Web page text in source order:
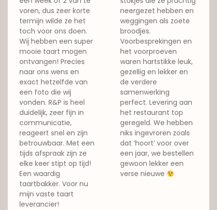
voren, dus zeer korte
termijn wilde ze het
toch voor ons doen.
Wij hebben een super
mooie taart mogen
ontvangen! Precies
naar ons wens en
exact hetzelfde van
een foto die wij
vonden. R&P is heel
duidelijk, zeer fijn in
communicatie,
reageert snel en zijn
betrouwbaar. Met een
tijds afspraak zijn ze
elke keer stipt op tijd!
Een waardig
taartbakker. Voor nu
mijn vaste taart
leverancier!
neergezet hebben en
weggingen als zoete
broodjes.
Voorbesprekingen en
het voorproeven
waren hartstikke leuk,
gezellig en lekker en
de verdere
samenwerking
perfect. Levering aan
het restaurant top
geregeld. We hebben
niks ingevroren zoals
dat ‘hoort’ voor over
een jaar, we bestellen
gewoon lekker een
verse nieuwe